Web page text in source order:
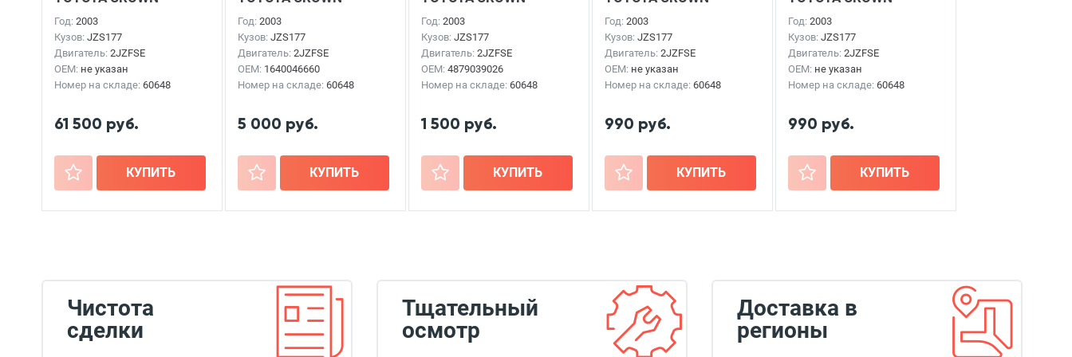
MAJESTA
Год: 2003
Кузов: JZS177
Двигатель: 2JZFSE
OEM: не указан
Номер на складе: 60648
61 500 руб.
+ КУПИТЬ
MAJESTA
Год: 2003
Кузов: JZS177
Двигатель: 2JZFSE
OEM: 1640046660
Номер на складе: 60648
5 000 руб.
+ КУПИТЬ
MAJESTA
Год: 2003
Кузов: JZS177
Двигатель: 2JZFSE
OEM: 4879039026
Номер на складе: 60648
1 500 руб.
+ КУПИТЬ
MAJESTA
Год: 2003
Кузов: JZS177
Двигатель: 2JZFSE
OEM: не указан
Номер на складе: 60648
990 руб.
+ КУПИТЬ
MAJESTA
Год: 2003
Кузов: JZS177
Двигатель: 2JZFSE
OEM: не указан
Номер на складе: 60648
990 руб.
+ КУПИТЬ
Чистота
сделки
Тщательный
осмотр
Доставка в
регионы